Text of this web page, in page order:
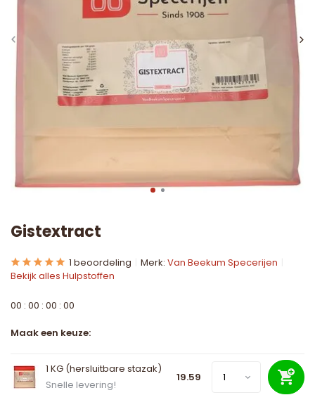
Gistextract
1 beoordeling Merk: Van Beekum Specerijen
Bekijk alles Hulpstoffen
00 : 00 : 00 : 00
Maak een keuze:
1 KG (hersluitbare stazak)
Snelle levering!
19.59